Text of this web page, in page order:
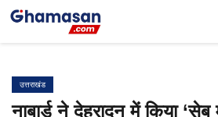
Skip
उत्तराखंड
नाबार्ड ने देहरादून में किया